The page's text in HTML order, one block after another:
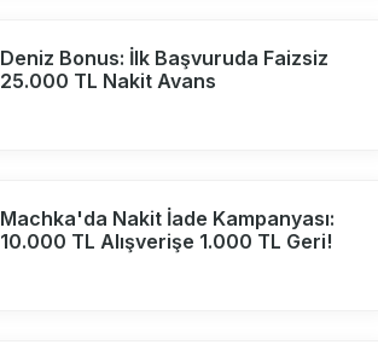
Deniz Bonus: İlk Başvuruda Faizsiz
25.000 TL Nakit Avans
Machka'da Nakit İade Kampanyası:
10.000 TL Alışverişe 1.000 TL Geri!